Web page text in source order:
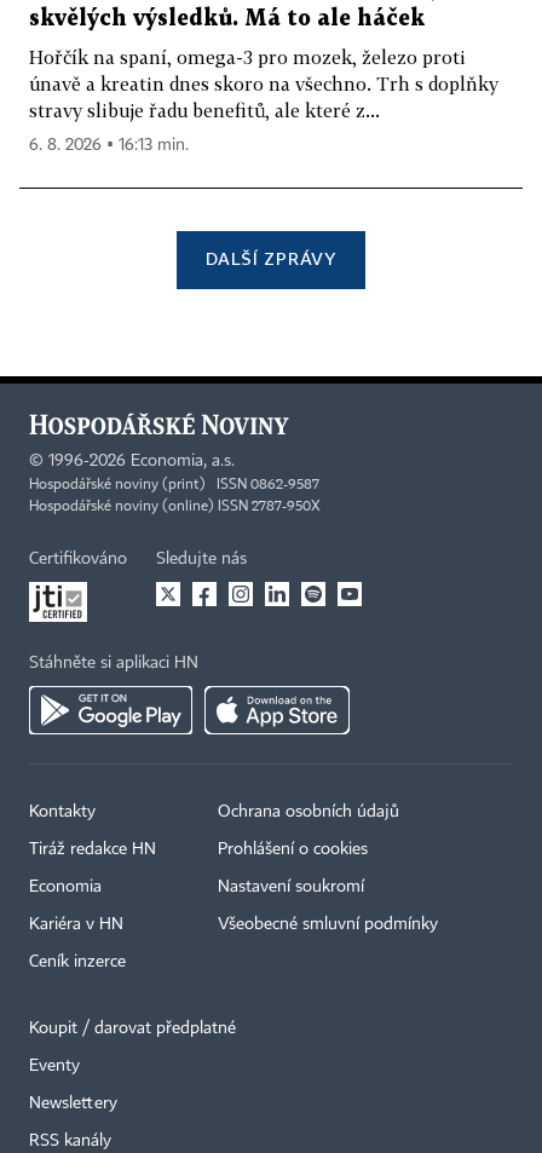
skvělých výsledků. Má to ale háček
Hořčík na spaní, omega-3 pro mozek, železo proti
únavě a kreatin dnes skoro na všechno. Trh s doplňky
stravy slibuje řadu benefitů, ale které z...
6. 8. 2026 ▪ 16:13 min.
DALŠÍ ZPRÁVY
© 1996-2026 Economia, a.s.
Hospodářské noviny (print) ISSN 0862-9587
Hospodářské noviny (online) ISSN 2787-950X
Certifikováno Sledujte nás
Stáhněte si aplikaci HN
Kontakty
Tiráž redakce HN
Economia
Kariéra v HN
Ceník inzerce
Ochrana osobních údajů
Prohlášení o cookies
Nastavení soukromí
Všeobecné smluvní podmínky
Koupit / darovat předplatné
Eventy
Newslettery
RSS kanály